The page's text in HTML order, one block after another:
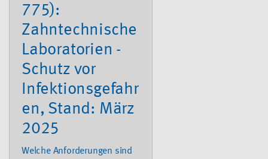
775):
Zahntechnische
Laboratorien -
Schutz vor
Infektionsgefahr
en, Stand: März
2025
Welche Anforderungen sind